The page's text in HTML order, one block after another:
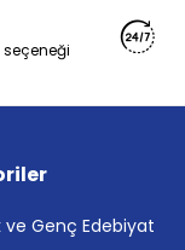
ve Genç Edebiyat